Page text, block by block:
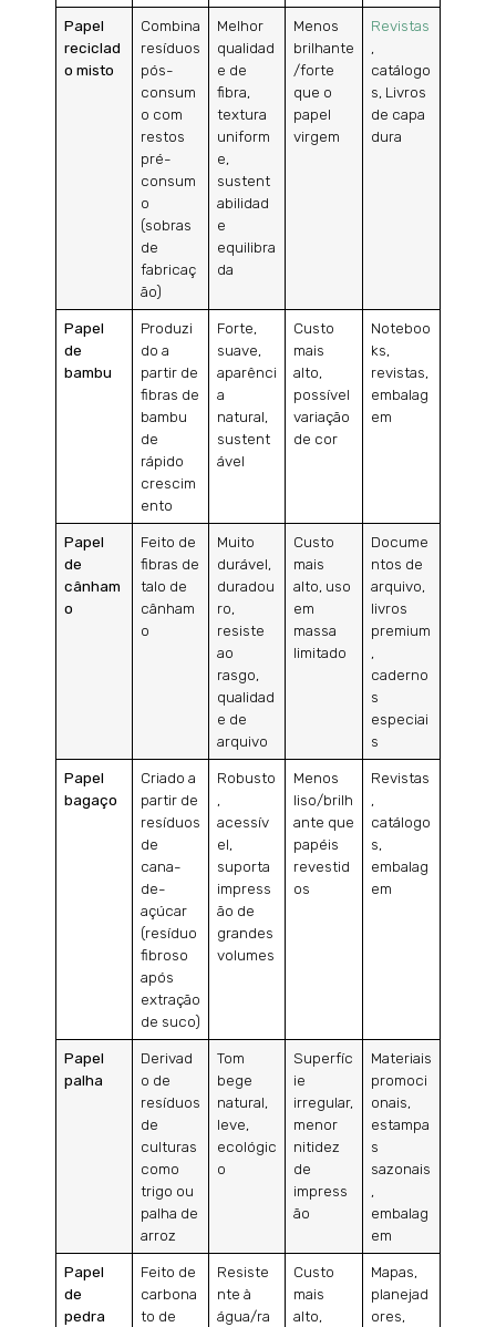
Papel
reciclad
o misto
Combina
resíduos
pós-
consum
o com
restos
pré-
consum
o
(sobras
de
fabricaç
ão)
Melhor
qualidad
e de
fibra,
textura
uniform
e,
sustent
abilidad
e
equilibra
da
Menos
brilhante
/forte
que o
papel
virgem
Revistas
,
catálogo
s, Livros
de capa
dura
Papel
de
bambu
Produzi
do a
partir de
fibras de
bambu
de
rápido
crescim
ento
Forte,
suave,
aparênci
a
natural,
sustent
ável
Custo
mais
alto,
possível
variação
de cor
Noteboo
ks,
revistas,
embalag
em
Papel
de
cânham
o
Feito de
fibras de
talo de
cânham
o
Muito
durável,
duradou
ro,
resiste
ao
rasgo,
qualidad
e de
arquivo
Custo
mais
alto, uso
em
massa
limitado
Docume
ntos de
arquivo,
livros
premium
,
caderno
s
especiai
s
Papel
bagaço
Criado a
partir de
resíduos
de
cana-
de-
açúcar
(resíduo
fibroso
após
extração
de suco)
Robusto
,
acessív
el,
suporta
impress
ão de
grandes
volumes
Menos
liso/brilh
ante que
papéis
revestid
os
Revistas
,
catálogo
s,
embalag
em
Papel
palha
Derivad
o de
resíduos
de
culturas
como
trigo ou
palha de
arroz
Tom
bege
natural,
leve,
ecológic
o
Superfíc
ie
irregular,
menor
nitidez
de
impress
ão
Materiais
promoci
onais,
estampa
s
sazonais
,
embalag
em
Papel
de
pedra
Feito de
carbona
to de
Resiste
nte à
água/ra
Custo
mais
alto,
Mapas,
planejad
ores,